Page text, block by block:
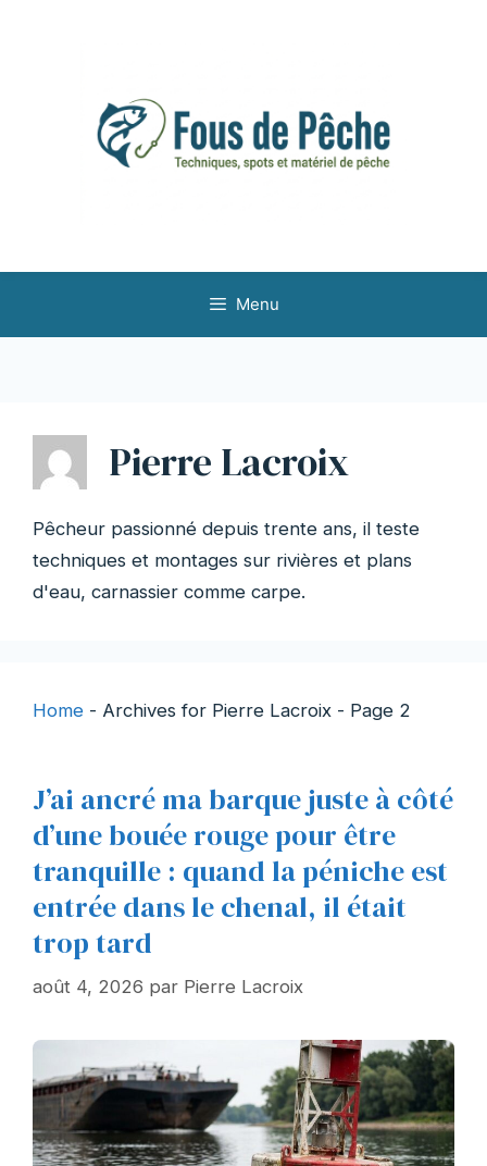
Menu
Pierre Lacroix
Pêcheur passionné depuis trente ans, il teste
techniques et montages sur rivières et plans
d'eau, carnassier comme carpe.
Home - Archives for Pierre Lacroix - Page 2
J’ai ancré ma barque juste à côté
d’une bouée rouge pour être
tranquille : quand la péniche est
entrée dans le chenal, il était
trop tard
août 4, 2026 par Pierre Lacroix